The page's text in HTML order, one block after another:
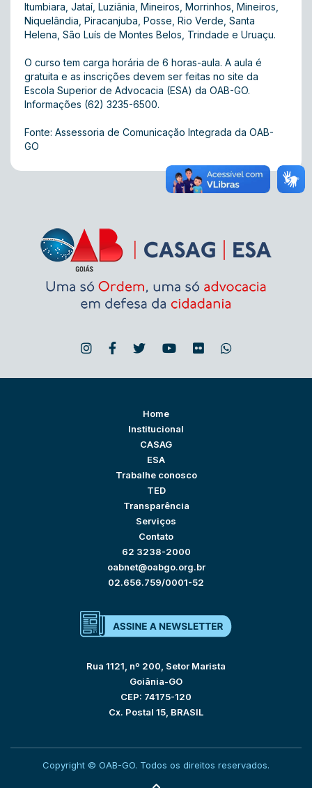
Itumbiara, Jataí, Luziânia, Mineiros, Morrinhos, Mineiros,
Niquelândia, Piracanjuba, Posse, Rio Verde, Santa
Helena, São Luís de Montes Belos, Trindade e Uruaçu.
O curso tem carga horária de 6 horas-aula. A aula é
gratuita e as inscrições devem ser feitas no site da
Escola Superior de Advocacia (ESA) da OAB-GO.
Informações (62) 3235-6500.
Fonte: Assessoria de Comunicação Integrada da OAB-
GO
Home
Institucional
CASAG
ESA
Trabalhe conosco
TED
Transparência
Serviços
Contato
62 3238-2000
oabnet@oabgo.org.br
02.656.759/0001-52
Rua 1121, nº 200, Setor Marista
Goiânia-GO
CEP: 74175-120
Cx. Postal 15, BRASIL
Copyright © OAB-GO. Todos os direitos reservados.